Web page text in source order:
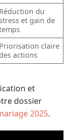
Réduction du
et gain de
Priorisation claire
des actions
et
dossier
2025.